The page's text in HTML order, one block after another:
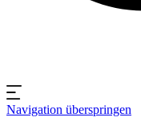
Navigation überspringen